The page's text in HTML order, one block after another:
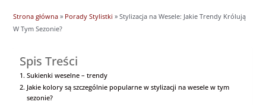
Strona główna » Porady Stylistki »Stylizacja na Wesele: Jakie Trendy Królują
W Tym Sezonie?
Spis Treści
Sukienki weselne – trendy
Jakie kolory są szczególnie popularne w stylizacji na wesele w tym
sezonie?